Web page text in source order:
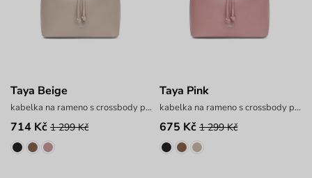
Taya Beige
kabelka na rameno s crossbody popruhem
714 Kč 1 299 Kč
Taya Pink
kabelka na rameno s crossbody popruhem
675 Kč 1 299 Kč